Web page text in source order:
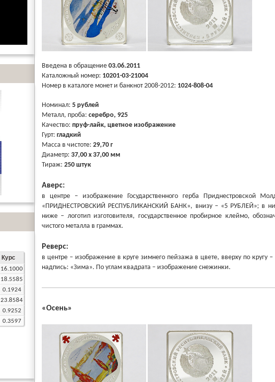
Курс
16.1000
18.5585
0.1924
23.8584
0.9252
0.3597
Введена в обращение 03.06.2011
Каталожный номер: 10201-03-21004
Номер в каталоге монет и банкнот 2008-2012: 1024-808-04
Номинал: 5 рублей
Металл, проба: серебро, 925
Качество: пруф-лайк, цветное изображение
Гурт: гладкий
Масса в чистоте: 29,70 г
Диаметр: 37,00 х 37,00 мм
Тираж: 250 штук
Аверс:
в центре – изображение Государственного герба Приднестровской
«ПРИДНЕСТРОВСКИЙ РЕСПУБЛИКАНСКИЙ БАНК», внизу – «5 РУБЛЕЙ»; в
ниже – логотип изготовителя, государственное пробирное клеймо,
чистого металла в граммах.
Реверс:
в центре – изображение в круге зимнего пейзажа в цвете, вверху по
надпись: «Зима». По углам квадрата – изображение снежинки.
«Осень»